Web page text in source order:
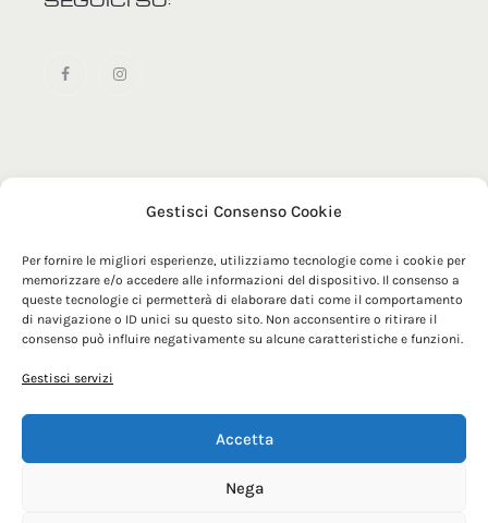
Gestisci Consenso Cookie
Per fornire le migliori esperienze, utilizziamo tecnologie come i cookie per
memorizzare e/o accedere alle informazioni del dispositivo. Il consenso a
queste tecnologie ci permetterà di elaborare dati come il comportamento
di navigazione o ID unici su questo sito. Non acconsentire o ritirare il
consenso può influire negativamente su alcune caratteristiche e funzioni.
Gestisci servizi
Accetta
Nega
- 63900 - Fermo (FM) | P. IVA 00179210448